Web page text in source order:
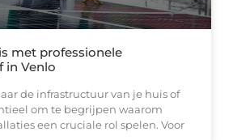
met professionele
in Venlo
de infrastructuur van je huis of
om te begrijpen waarom
een cruciale rol spelen. Voor